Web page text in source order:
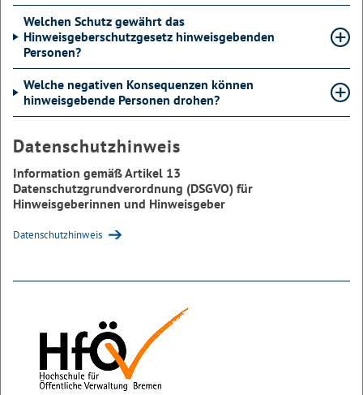
Welchen Schutz gewährt das
Hinweisgeberschutzgesetz hinweisgebenden
Personen?
Welche negativen Konsequenzen können
hinweisgebende Personen drohen?
Datenschutzhinweis
Information gemäß Artikel 13
Datenschutzgrundverordnung (DSGVO) für
Hinweisgeberinnen und Hinweisgeber
Datenschutzhinweis